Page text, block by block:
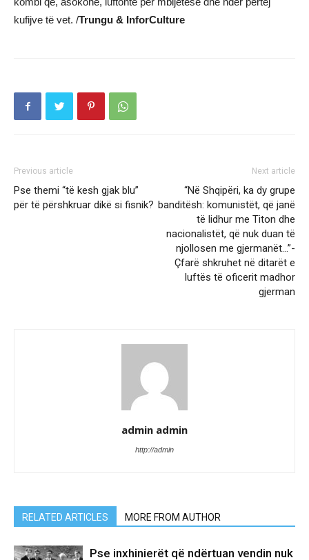
kufijve të vet. /Trungu & InforCulture
Previous article
Pse themi “të kesh gjak blu”
për të përshkruar dikë si fisnik?
Next article
“Në Shqipëri, ka dy grupe
banditësh: komunistët, që janë
të lidhur me Titon dhe
nacionalistët, që nuk duan të
njollosen me gjermanët…”-
Çfarë shkruhet në ditarët e
luftës të oficerit madhor
gjerman
admin admin
http://admin
RELATED ARTICLES MORE FROM AUTHOR
Pse inxhinierët që ndërtuan vendin nuk